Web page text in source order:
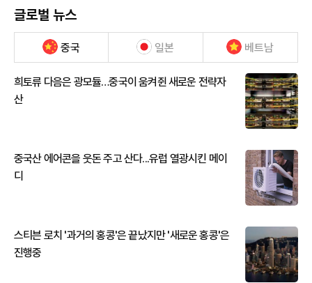
글로벌 뉴스
중국 일본 베트남
희토류 다음은 광모듈…중국이 움켜쥔 새로운 전략자
산
중국산 에어콘을 웃돈 주고 산다...유럽 열광시킨 메이
디
스티븐 로치 '과거의 홍콩'은 끝났지만 '새로운 홍콩'은
진행중